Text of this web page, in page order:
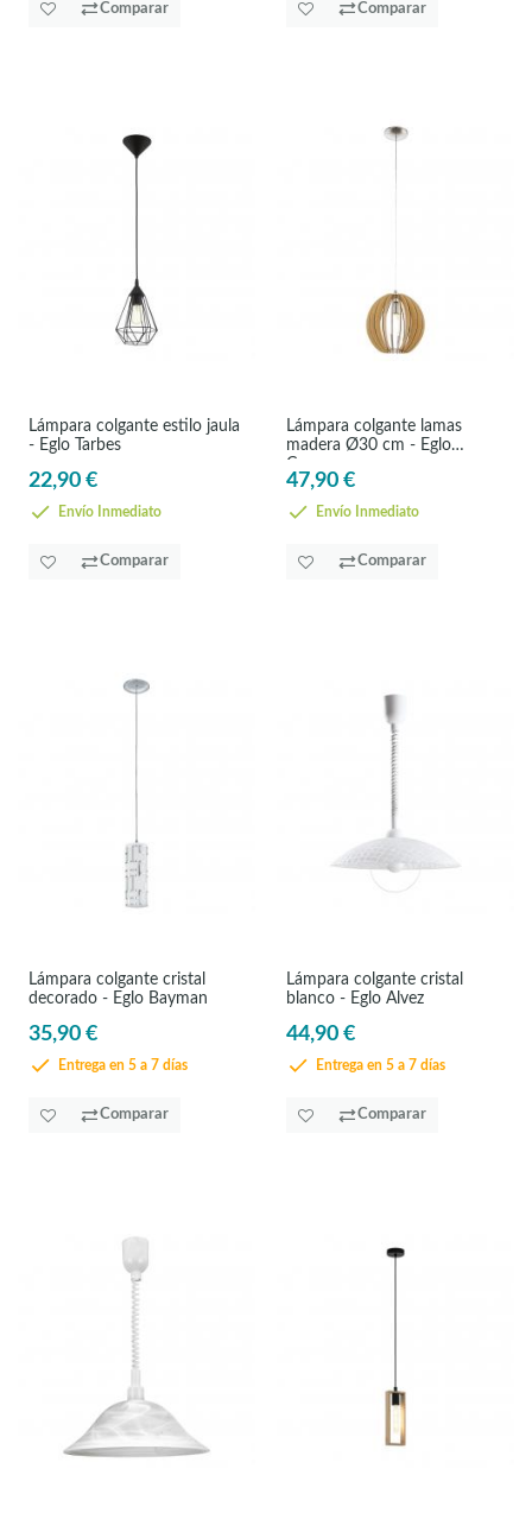
Comparar Comparar
Lámpara colgante estilo jaula
- Eglo Tarbes
22,90 €
Envío Inmediato
Comparar
Lámpara colgante lamas
madera Ø30 cm - Eglo
Cossano
47,90 €
Envío Inmediato
Comparar
Lámpara colgante cristal
decorado - Eglo Bayman
35,90 €
Entrega en 5 a 7 días
Comparar
Lámpara colgante cristal
blanco - Eglo Alvez
44,90 €
Entrega en 5 a 7 días
Comparar